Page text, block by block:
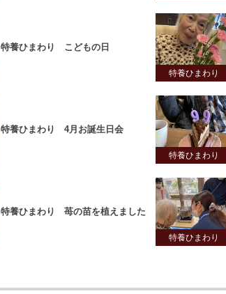
特養ひまわり こどもの日
特養ひまわり
特養ひまわり 4月お誕生日会
特養ひまわり
特養ひまわり 苺の苗を植えました
特養ひまわり